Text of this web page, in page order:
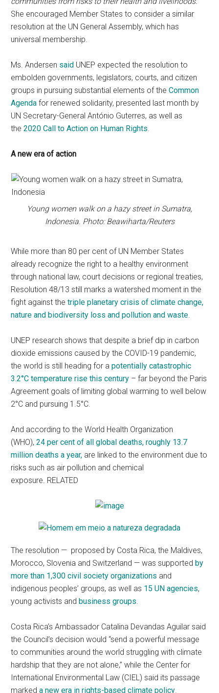
She encouraged Member States to consider a similar
resolution at the UN General Assembly, which has
universal membership.
Ms. Andersen said UNEP expected the resolution to
embolden governments, legislators, courts, and citizen
groups in pursuing substantial elements of theCommon
Agenda for renewed solidarity, presented last month by
UN Secretary-General António Guterres, as well as
the2020 Call to Action on Human Rights.
A new era of action
Young women walk on a hazy street in Sumatra,
Indonesia. Photo: Beawiharta/Reuters
While more than 80 per cent of UN Member States
already recognize the right to a healthy environment
through national law, court decisions or regional treaties,
Resolution 48/13 still marks a watershed moment in the
fight against thetriple planetary crisis of climate change,
nature and biodiversity loss and pollution and waste.
UNEP research shows that despite a brief dip in carbon
dioxide emissions caused by the COVID-19 pandemic,
the world is still heading for apotentially catastrophic
3.2°C temperature rise this century – far beyond the Paris
Agreement goals of limiting global warming to well below
2°C and pursuing 1.5°C.
And according to the World Health Organization
(WHO), 24 per cent of all global deaths, roughly 13.7
million deaths a year, are linked to the environment due to
risks such as air pollution and chemical
exposure. RELATED
The resolution — proposed by Costa Rica, the Maldives,
Morocco, Slovenia and Switzerland — was supportedby
more than 1,300 civil society organizations and
indigenous peoples’ groups, as well as 15 UN agencies,
young activists andbusiness groups
Costa Rica’s Ambassador Catalina Devandas Aguilar said
the Council’s decision would “send a powerful message
to communities around the world struggling with climate
hardship that they are not alone,” while the Center for
International Environmental Law (CIEL) said its passage
markeda new era in rights-based climate policy